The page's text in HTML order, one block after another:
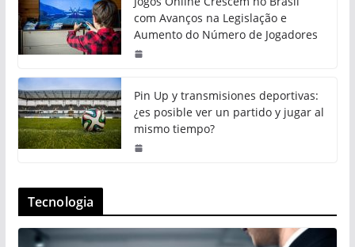
com Avanços na Legislação e
Aumento do Número de Jogadores
Pin Up y transmisiones deportivas:
¿es posible ver un partido y jugar al
mismo tiempo?
Tecnologia